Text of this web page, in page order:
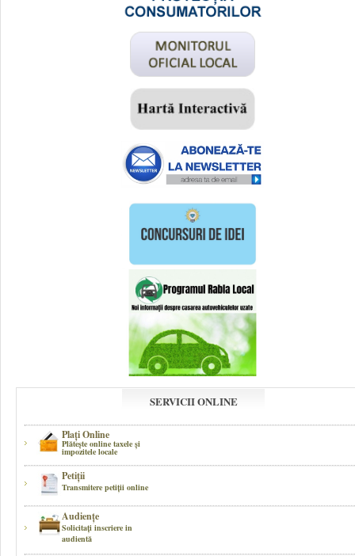
SERVICII ONLINE
Plaţi Online
Plăteşte online taxele şi
impozitele locale
Petiţii
Transmitere petiţii online
Audienţe
Solicitaţi inscriere in
audientă